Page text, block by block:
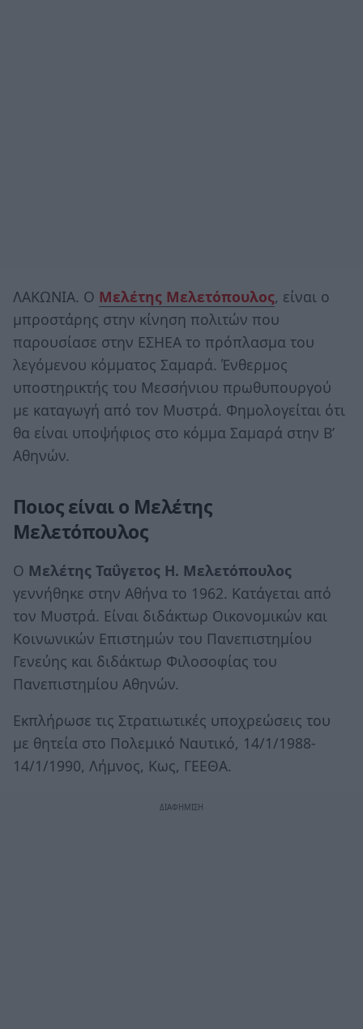
ΛΑΚΩΝΙΑ. Ο Μελέτης Μελετόπουλος, είναι ο
µπροστάρης στην κίνηση πολιτών που
παρουσίασε στην ΕΣΗΕΑ το πρόπλασµα του
λεγόµενου κόµµατος Σαµαρά. Ένθερμος
υποστηρικτής του Μεσσήνιου πρωθυπουργού
με καταγωγή από τον Μυστρά. Φημολογείται ότι
θα είναι υποψήφιος στο κόμμα Σαμαρά στην Β’
Αθηνών.
Ποιος είναι ο Μελέτης
Μελετόπουλος
Ο Μελέτης Ταΰγετος Η. Μελετόπουλος
γεννήθηκε στην Αθήνα το 1962. Κατάγεται από
τον Μυστρά. Είναι διδάκτωρ Οικονομικών και
Κοινωνικών Επιστημών του Πανεπιστημίου
Γενεύης και διδάκτωρ Φιλοσοφίας του
Πανεπιστημίου Αθηνών.
Εκπλήρωσε τις Στρατιωτικές υποχρεώσεις του
με θητεία στο Πολεμικό Ναυτικό, 14/1/1988-
14/1/1990, Λήμνος, Κως, ΓΕΕΘΑ.